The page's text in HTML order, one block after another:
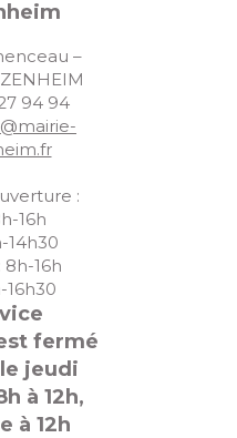
–
94 94
:
16h
14h30
8h-16h
16h30
fermé
jeudi
à 12h,
à 12h